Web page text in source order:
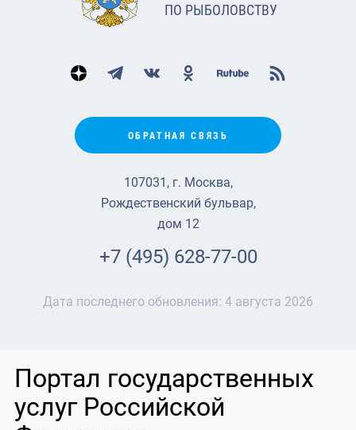
ПО РЫБОЛОВСТВУ
ОБРАТНАЯ СВЯЗЬ
107031, г. Москва,
Рождественский бульвар,
дом 12
+7 (495) 628-77-00
Дата последнего обновления: 4 августа 2026
Портал государственных
услуг Российской